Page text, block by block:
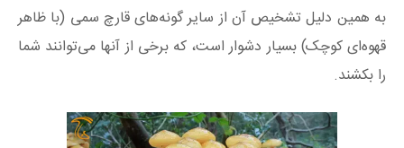
به همین دلیل تشخیص آن از سایر گونه‌های قارچ سمی (با ظاهر
قهوه‌ای کوچک) بسیار دشوار است، که برخی از آنها می‌توانند شما
را بکشند.